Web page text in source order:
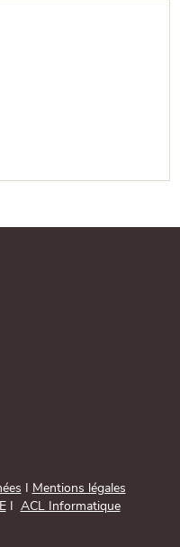
Mentions légales
I ACL Informatique